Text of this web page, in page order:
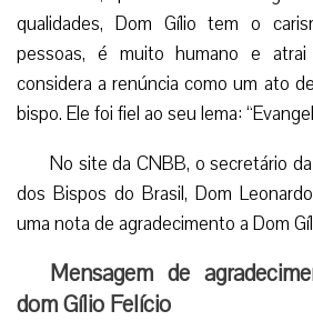
qualidades, Dom Gílio tem o
pessoas, é muito humano e
considera a renúncia como um ato
bispo. Ele foi fiel ao seu lema:
No site da CNBB, o secretário
dos Bispos do Brasil, Dom
uma nota de agradecimento a Dom
Mensagem de
dom Gílio Felício